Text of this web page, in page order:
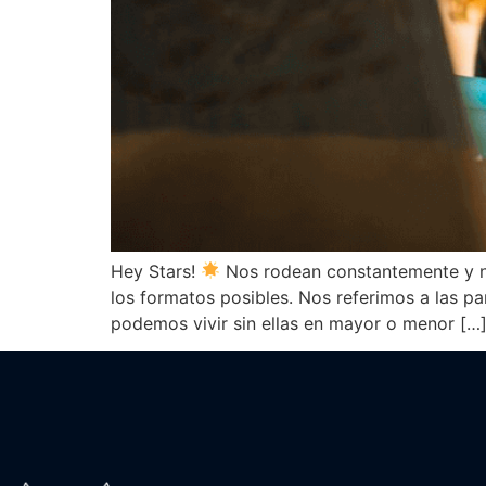
Hey Stars!
Nos rodean constantemente y
los formatos posibles. Nos referimos a las
podemos vivir sin ellas en mayor o menor […]